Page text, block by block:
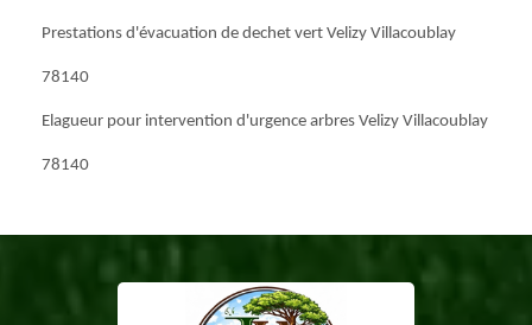
Prestations d'évacuation de dechet vert Velizy Villacoublay
78140
Elagueur pour intervention d'urgence arbres Velizy Villacoublay
78140